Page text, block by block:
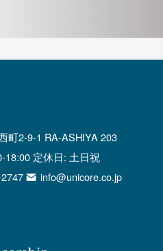
町2-9-1 RA-ASHIYA 203
18:00 定休日: 土日祝
2747 info@unicore.co.jp